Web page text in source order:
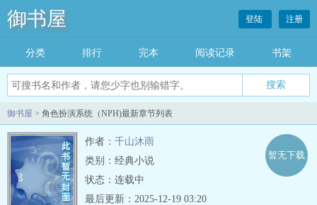
御书屋 登陆 注册
分类 排行 完本 阅读记录 书架
御书屋 > 角色扮演系统（NPH)最新章节列表
作者： 千山沐雨
类别：经典小说
状态：连载中
暂无下载
最后更新：2025-12-19 03:20